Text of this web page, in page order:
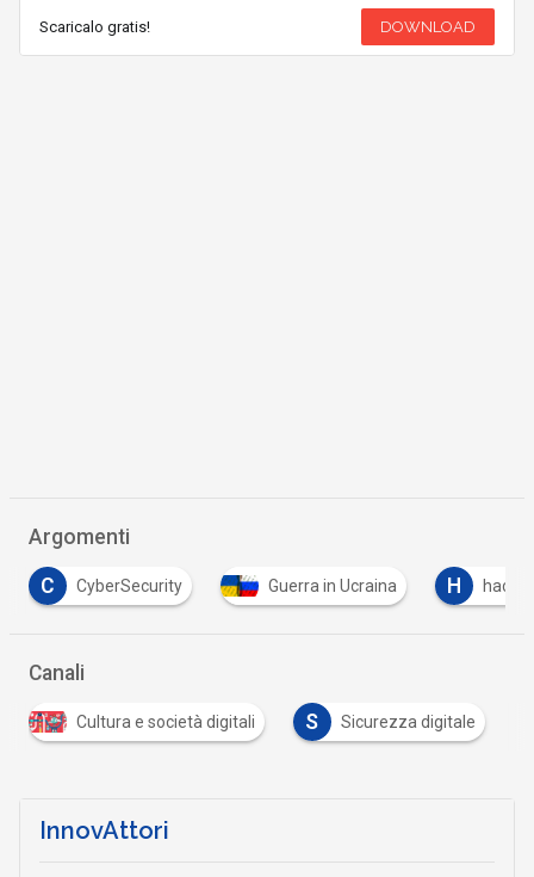
Scaricalo gratis! DOWNLOAD
Argomenti
Guerra in Ucraina H hacker R ransomware
Canali
Cultura e società digitali S Sicurezza digitale
InnovAttori